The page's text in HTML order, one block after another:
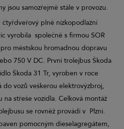
jsou samozřejmě stále v provozu.
plně nízkopodlažní
vyrobila společně s firmou SOR
městskou hromadnou dopravu
750 V DC. První trolejbus Škoda
Škoda 31 Tr, vyroben v roce
do vozů veškerou elektrovýzbroj,
střeše vozidla. Celková montáž
se rovněž provádí v Plzni.
pomocným dieselagregátem,